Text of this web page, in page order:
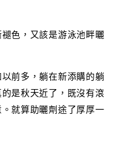
色，又該是游泳池畔曬
前多，躺在新添購的躺
是秋天近了，既沒有滾
就算助曬劑途了厚厚一